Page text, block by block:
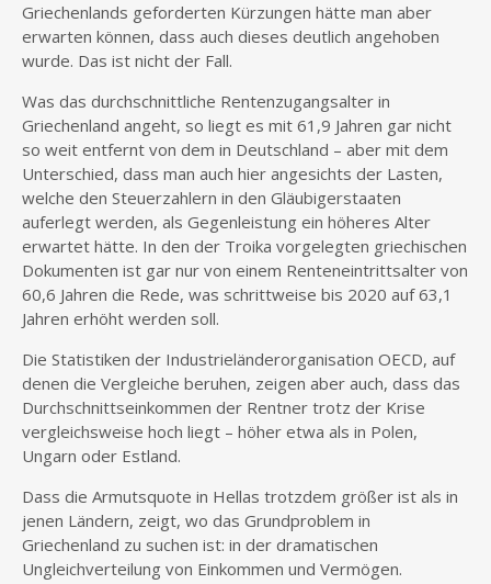
Griechenlands geforderten Kürzungen hätte man aber
erwarten können, dass auch dieses deutlich angehoben
wurde. Das ist nicht der Fall.
Was das durchschnittliche Rentenzugangsalter in
Griechenland angeht, so liegt es mit 61,9 Jahren gar nicht
so weit entfernt von dem in Deutschland – aber mit dem
Unterschied, dass man auch hier angesichts der Lasten,
welche den Steuerzahlern in den Gläubigerstaaten
auferlegt werden, als Gegenleistung ein höheres Alter
erwartet hätte. In den der Troika vorgelegten griechischen
Dokumenten ist gar nur von einem Renteneintrittsalter von
60,6 Jahren die Rede, was schrittweise bis 2020 auf 63,1
Jahren erhöht werden soll.
Die Statistiken der Industrieländerorganisation OECD, auf
denen die Vergleiche beruhen, zeigen aber auch, dass das
Durchschnittseinkommen der Rentner trotz der Krise
vergleichsweise hoch liegt – höher etwa als in Polen,
Ungarn oder Estland.
Dass die Armutsquote in Hellas trotzdem größer ist als in
jenen Ländern, zeigt, wo das Grundproblem in
Griechenland zu suchen ist: in der dramatischen
Ungleichverteilung von Einkommen und Vermögen.